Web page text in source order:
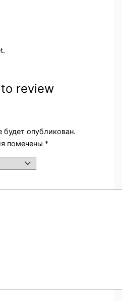
review
будет опубликован.
помечены *